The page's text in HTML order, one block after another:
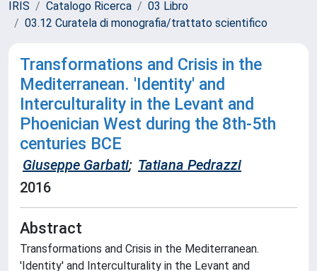
IRIS Catalogo Ricerca
03 Libro
03.12 Curatela di monografia/trattato scientifico
Transformations and Crisis in the
Mediterranean. 'Identity' and
Interculturality in the Levant and
Phoenician West during the 8th-5th
centuries BCE
Giuseppe Garbati; Tatiana Pedrazzi
2016
Abstract
Transformations and Crisis in the Mediterranean.
'Identity' and Interculturality in the Levant and